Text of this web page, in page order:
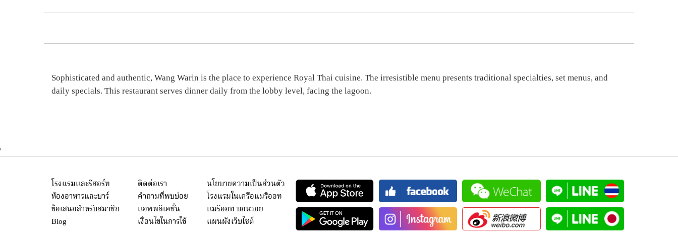
Sophisticated and authentic, Wang Warin is the place to experience Royal Thai cuisine. The irresistible menu presents traditional specialties, set menus, and
daily specials. This restaurant serves dinner daily from the lobby level, facing the lagoon.
'
โรงแรมและรีสอร์ท
ห้องอาหารและบาร์
ข้อเสนอสำหรับสมาชิก
Blog
ติดต่อเรา
คำถามที่พบบ่อย
แอพพลิเคชั่น
เงื่อนไขในการใช้
นโยบายความเป็นส่วนตัว
โรงแรมในเครือแมริออท
แมริออท บอนวอย
แผนผังเว็บไซต์